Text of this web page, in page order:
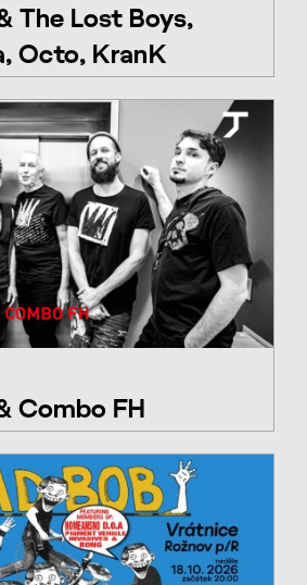
The Lost Boys,
Octo, KranK
Combo FH